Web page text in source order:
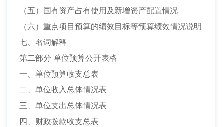
（五）国有资产占有使用及新增资产配置情况
（六）重点项目预算的绩效目标等预算绩效情况说明
七、名词解释
第二部分 单位预算公开表格
一、单位预算收支总表
二、单位收入总体情况表
三、单位支出总体情况表
四、财政拨款收支总表